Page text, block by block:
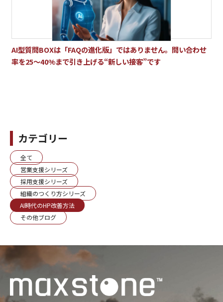
AI型質問BOXは「FAQの進化版」ではありません。問い合わせ
率を25〜40%まで引き上げる“新しい接客”です
カテゴリー
全て
営業支援シリーズ
採用支援シリーズ
組織のつくり方シリーズ
AI時代のHP改善方法
その他ブログ